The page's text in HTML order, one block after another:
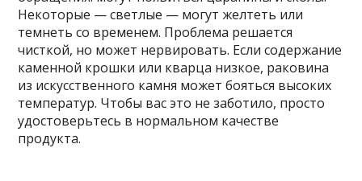
Некоторые — светлые — могут желтеть или
темнеть со временем. Проблема решается
чисткой, но может нервировать. Если содержание
каменной крошки или кварца низкое, раковина
из искусственного камня может бояться высоких
температур. Чтобы вас это не заботило, просто
удостоверьтесь в нормальном качестве
продукта.